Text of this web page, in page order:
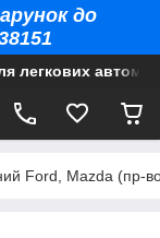
до
легкових
Ford, Mazda (пр-